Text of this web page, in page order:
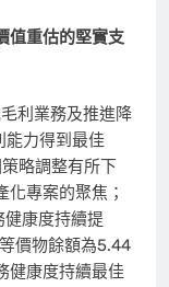
值重估的堅實支
利業務及推進降
能力得到最佳
略調整有所下
化專案的聚焦；
健康度持續提
價物餘額為5.44
健康度持續最佳